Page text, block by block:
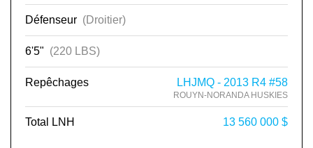
Défenseur (Droitier)
6'5" (220 LBS)
Repêchages LHJMQ - 2013 R4 #58
ROUYN-NORANDA HUSKIES
Total LNH 13 560 000 $